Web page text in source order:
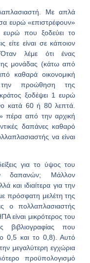
Με απλά
ευρώ «επιστρέφουν»
που ξοδεύει το
είτε είναι σε κάποιον
λέμε ότι ένας
μονάδας (κάτω από
καθαρά οικονομική
την προώθηση της
ξοδέψει 1 ευρώ
κατά 60 ή 80 λεπτά.
πέρα από την αρχική
δαπάνες καθαρό
να είναι
για το ύψος του
δαπανών; Μάλλον
και ιδιαίτερα για την
πρόσφατη μελέτη της
ο πολλαπλασιαστής
είναι μικρότερος του
που
0,5 και το 0,8). Αυτό
μεγαλύτερη εγχώρια
προϋπολογισμό